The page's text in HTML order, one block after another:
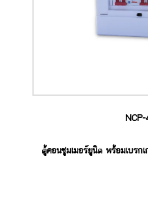
ตู้คอนซูมเมอร์ยูนิต พร้อมเบรก